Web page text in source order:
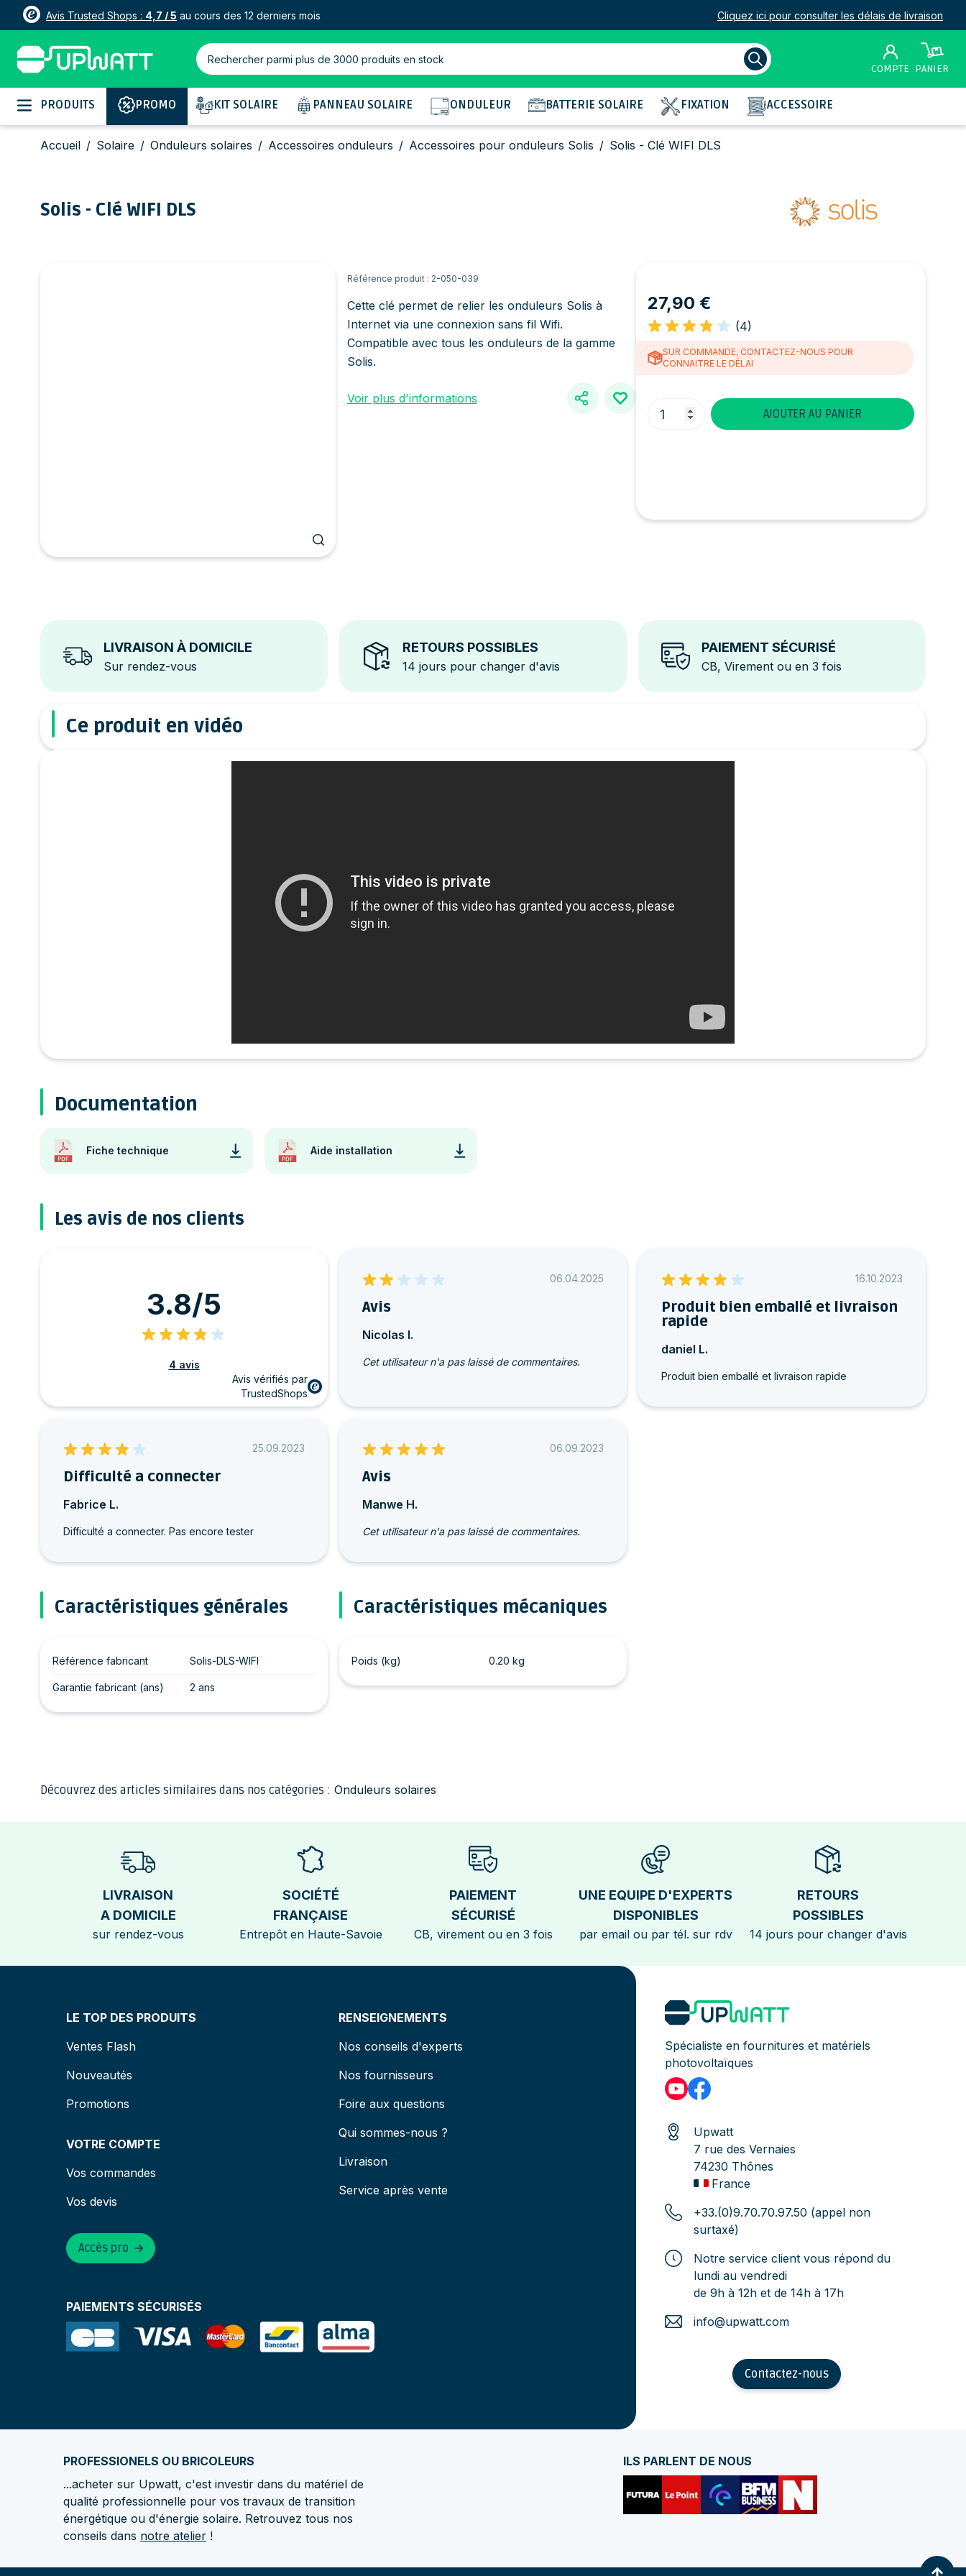
Avis Trusted Shops : 4,7 / 5 au cours des 12 derniers mois Cliquez ici pour consulter les délais de livraison
Rechercher parmi plus de 3000 produits en stock
COMPTE PANIER
Allez au contenu
PRODUITS PROMO KIT SOLAIRE PANNEAU SOLAIRE ONDULEUR BATTERIE SOLAIRE FIXATION ACCESSOIRE
Accueil / Solaire / Onduleurs solaires / Accessoires onduleurs / Accessoires pour onduleurs Solis / Solis - Clé WIFI DLS
Solis - Clé WIFI DLS
Référence produit : 2-050-039
Cette clé permet de relier les onduleurs Solis à
Internet via une connexion sans fil Wifi.
Compatible avec tous les onduleurs de la gamme
Solis.
Voir plus d'informations
27,90 €
(4)
SUR COMMANDE, CONTACTEZ-NOUS POUR
CONNAITRE LE DÉLAI
Quantité
AJOUTER AU PANIER
LIVRAISON À DOMICILE
Sur rendez-vous
RETOURS POSSIBLES
14 jours pour changer d'avis
PAIEMENT SÉCURISÉ
CB, Virement ou en 3 fois
Ce produit en vidéo
Documentation
Fiche technique Aide installation
Les avis de nos clients
3.8/5
4 avis
Avis vérifiés par
TrustedShops
06.04.2025
Avis
Nicolas I.
Cet utilisateur n'a pas laissé de commentaires.
16.10.2023
Produit bien emballé et livraison
rapide
daniel L.
Produit bien emballé et livraison rapide
25.09.2023
Difficulté a connecter
Fabrice L.
Difficulté a connecter. Pas encore tester
06.09.2023
Avis
Manwe H.
Cet utilisateur n'a pas laissé de commentaires.
Caractéristiques générales
Référence fabricant Solis-DLS-WIFI
Garantie fabricant (ans) 2 ans
Caractéristiques mécaniques
Poids (kg) 0.20 kg
Découvrez des articles similaires dans nos catégories : Onduleurs solaires
LIVRAISON
A DOMICILE
sur rendez-vous
SOCIÉTÉ
FRANÇAISE
Entrepôt en Haute-Savoie
PAIEMENT
SÉCURISÉ
CB, virement ou en 3 fois
UNE EQUIPE D'EXPERTS
DISPONIBLES
par email ou par tél. sur rdv
RETOURS
POSSIBLES
14 jours pour changer d'avis
LE TOP DES PRODUITS
Ventes Flash
Nouveautés
Promotions
VOTRE COMPTE
Vos commandes
Vos devis
RENSEIGNEMENTS
Nos conseils d'experts
Nos fournisseurs
Foire aux questions
Qui sommes-nous ?
Livraison
Service après vente
Accès pro
PAIEMENTS SÉCURISÉS
Spécialiste en fournitures et matériels
photovoltaïques
Upwatt
7 rue des Vernaies
74230 Thônes
France
+33.(0)9.70.70.97.50 (appel non
surtaxé)
Notre service client vous répond du
lundi au vendredi
de 9h à 12h et de 14h à 17h
info@upwatt.com
Contactez-nous
PROFESSIONELS OU BRICOLEURS
...acheter sur Upwatt, c'est investir dans du matériel de
qualité professionnelle pour vos travaux de transition
énergétique ou d'énergie solaire. Retrouvez tous nos
conseils dans notre atelier !
ILS PARLENT DE NOUS